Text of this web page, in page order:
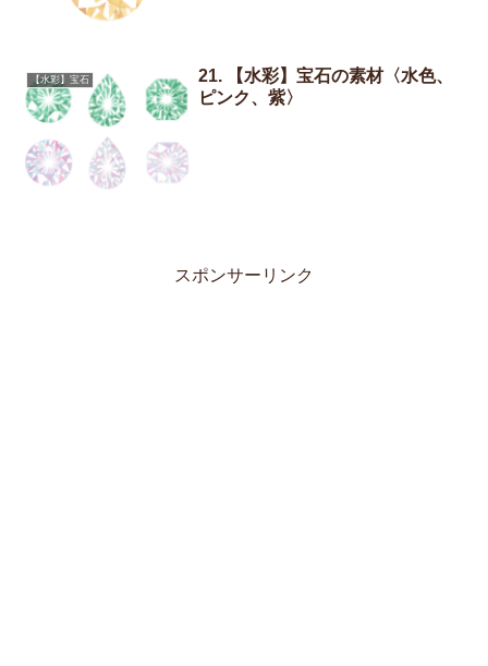
【水彩】宝石
21. 【水彩】宝石の素材〈水色、
ピンク、紫〉
スポンサーリンク